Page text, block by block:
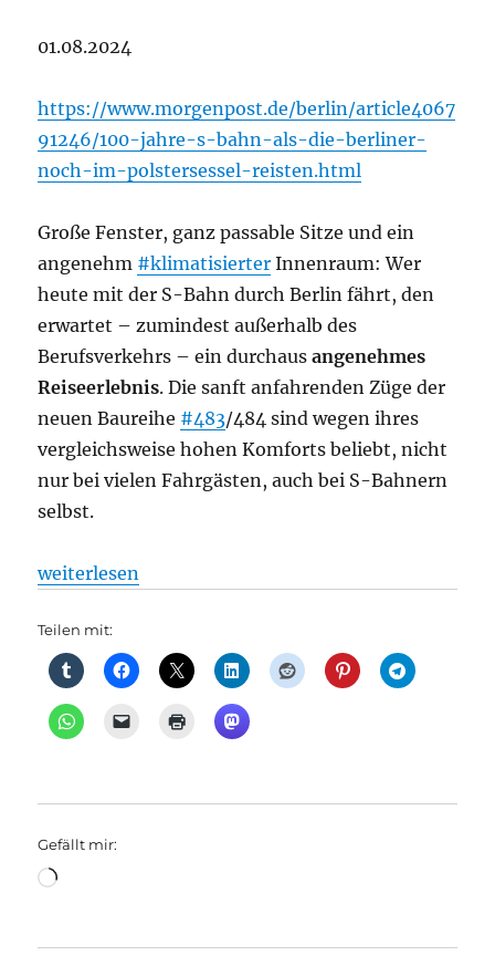
01.08.2024
https://www.morgenpost.de/berlin/article4067
91246/100-jahre-s-bahn-als-die-berliner-
noch-im-polstersessel-reisten.html
Große Fenster, ganz passable Sitze und ein
angenehm #klimatisierter Innenraum: Wer
heute mit der S-Bahn durch Berlin fährt, den
erwartet – zumindest außerhalb des
Berufsverkehrs – ein durchausangenehmes
Reiseerlebnis. Die sanft anfahrenden Züge der
neuen Baureihe #483/484 sind wegen ihres
vergleichsweise hohen Komforts beliebt, nicht
nur bei vielen Fahrgästen, auch bei S-Bahnern
selbst.
„S-Bahn: 100 Jahre S-Bahn: Als die Berliner noch
weiterlesen
Teilen mit:
Gefällt mir:
Wird